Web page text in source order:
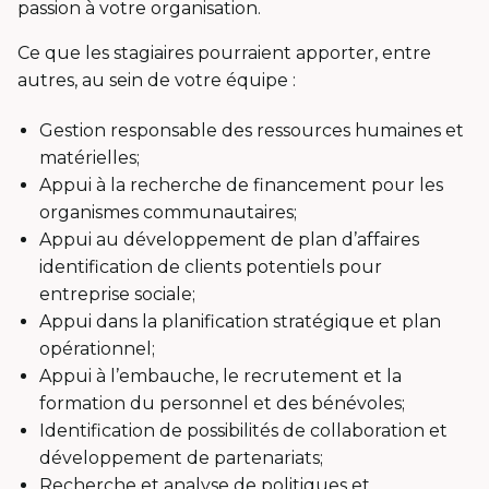
passion à votre organisation.
Ce que les stagiaires pourraient apporter, entre
autres, au sein de votre équipe :
Gestion responsable des ressources humaines et
matérielles;
Appui à la recherche de financement pour les
organismes communautaires;
Appui au développement de plan d’affaires
identification de clients potentiels pour
entreprise sociale;
Appui dans la planification stratégique et plan
opérationnel;
Appui à l’embauche, le recrutement et la
formation du personnel et des bénévoles;
Identification de possibilités de collaboration et
développement de partenariats;